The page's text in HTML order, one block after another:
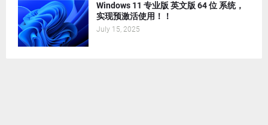
Windows 11 专业版 英文版 64 位 系统，
实现预激活使用！！
July 15, 2025